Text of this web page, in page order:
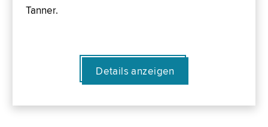
Tanner.
Details anzeigen